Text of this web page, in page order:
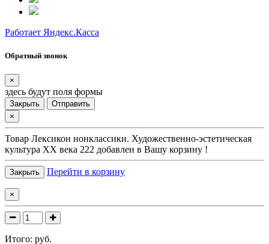
Работает Яндекс.Касса
Обратный звонок
×
здесь будут поля формы
Закрыть
Отправить
×
Товар Лексикон нонклассики. Художественно-эстетическая
культура XX века 222 добавлен в Вашу корзину !
Закрыть Перейти в корзину
×
Итого: руб.